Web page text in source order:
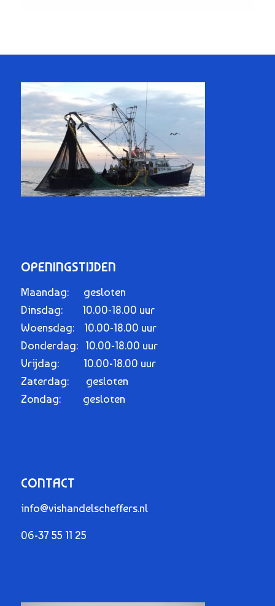
OPENINGSTIJDEN
Maandag: gesloten
Dinsdag: 10.00-18.00 uur
Woensdag: 10.00-18.00 uur
Donderdag: 10.00-18.00 uur
Vrijdag: 10.00-18.00 uur
Zaterdag: gesloten
Zondag: gesloten
CONTACT
info@vishandelscheffers.nl
06-37 55 11 25